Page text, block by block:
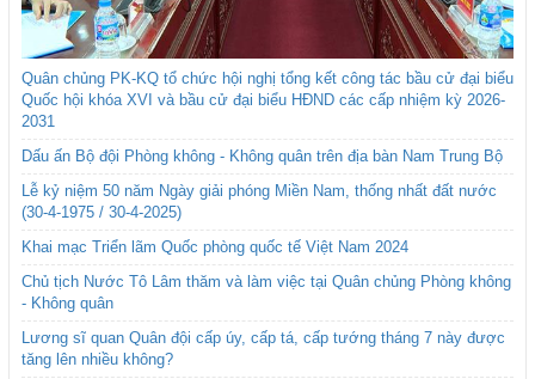
Quân chủng PK-KQ tổ chức hội nghị tổng kết công tác bầu cử đại biểu
Quốc hội khóa XVI và bầu cử đại biểu HĐND các cấp nhiệm kỳ 2026-
2031
Dấu ấn Bộ đội Phòng không - Không quân trên địa bàn Nam Trung Bộ
Lễ kỷ niệm 50 năm Ngày giải phóng Miền Nam, thống nhất đất nước
(30-4-1975 / 30-4-2025)
Khai mạc Triển lãm Quốc phòng quốc tế Việt Nam 2024
Chủ tịch Nước Tô Lâm thăm và làm việc tại Quân chủng Phòng không
- Không quân
Lương sĩ quan Quân đội cấp úy, cấp tá, cấp tướng tháng 7 này được
tăng lên nhiều không?